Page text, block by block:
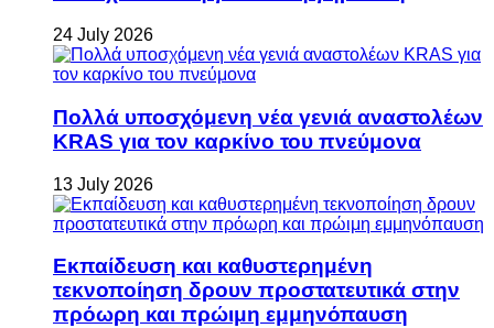
24 July 2026
Πολλά υποσχόμενη νέα γενιά αναστολέων
KRAS για τον καρκίνο του πνεύμονα
13 July 2026
Εκπαίδευση και καθυστερημένη
τεκνοποίηση δρουν προστατευτικά στην
πρόωρη και πρώιμη εμμηνόπαυση